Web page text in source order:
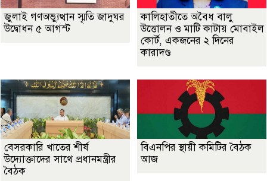
জুলাই গণঅভ্যুত্থান স্মৃতি জাদুঘর
উদ্বোধন ৫ আগস্ট
কালিহাতীতে অবৈধ বালু
উত্তোলন ও মাটি কাটায় মোবাইল
কোর্ট, একজনের ২ দিনের
কারাদণ্ড
বেসরকারি খাতের শীর্ষ
উদ্যোক্তাদের সাথে প্রধানমন্ত্রীর
বৈঠক
বিএনপির স্থায়ী কমিটির বৈঠক
আজ